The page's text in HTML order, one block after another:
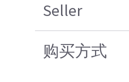
Seller
购买方式